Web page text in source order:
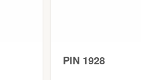
PIN 1928